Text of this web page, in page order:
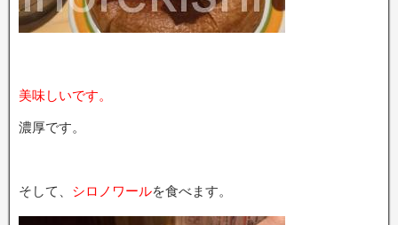
美味しいです。
濃厚です。
そして、 シロノワールを食べます。